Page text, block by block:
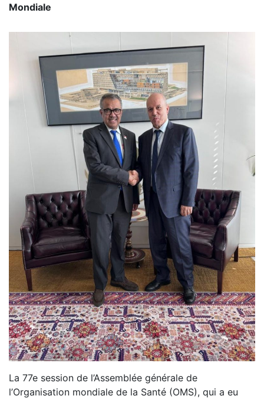
Mondiale
La 77e session de l’Assemblée générale de
l’Organisation mondiale de la Santé (OMS), qui a eu